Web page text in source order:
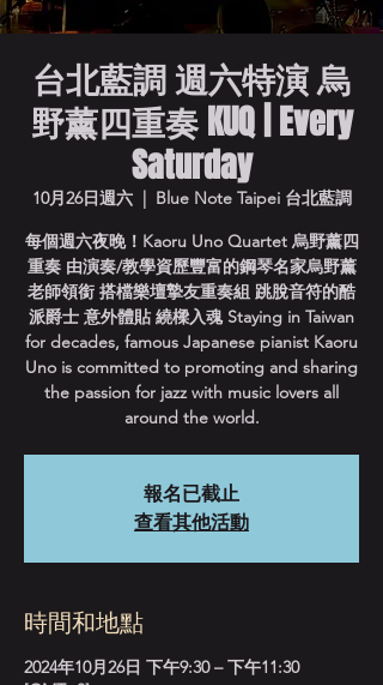
台北藍調 週六特演 烏
野薰四重奏 KUQ | Every
Saturday
10月26日週六
  |
Blue Note Taipei 台北藍調
每個週六夜晚！Kaoru Uno Quartet 烏野薰四
重奏 由演奏/教學資歷豐富的鋼琴名家烏野薰
老師領銜 搭檔樂壇摯友重奏組 跳脫音符的酷
派爵士 意外體貼 繞樑入魂 Staying in Taiwan
for decades, famous Japanese pianist Kaoru
Uno is committed to promoting and sharing
the passion for jazz with music lovers all
around the world.
報名已截止
查看其他活動
時間和地點
2024年10月26日 下午9:30 – 下午11:30